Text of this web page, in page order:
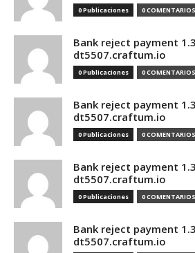
0 Publicaciones 0 COMENTARIOS
Bank reject payment
dt5507.craftum.io
0 Publicaciones 0 COMENTARIOS
Bank reject payment
dt5507.craftum.io
0 Publicaciones 0 COMENTARIOS
Bank reject payment
dt5507.craftum.io
0 Publicaciones 0 COMENTARIOS
Bank reject payment
dt5507.craftum.io